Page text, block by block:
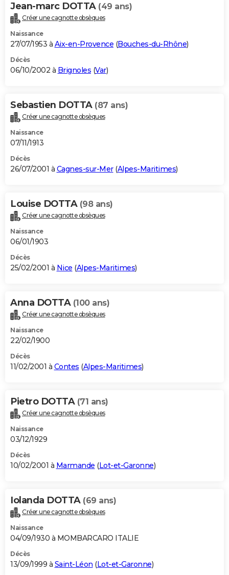
Jean-marc DOTTA (49 ans)
Créer une cagnotte obsèques
Naissance
27/07/1953 à Aix-en-Provence (Bouches-du-Rhône)
Décès
06/10/2002 à Brignoles (Var)
Sebastien DOTTA (87 ans)
Créer une cagnotte obsèques
Naissance
07/11/1913
Décès
26/07/2001 à Cagnes-sur-Mer(Alpes-Maritimes)
Louise DOTTA (98 ans)
Créer une cagnotte obsèques
Naissance
06/01/1903
Décès
25/02/2001 à Nice (Alpes-Maritimes)
Anna DOTTA (100 ans)
Créer une cagnotte obsèques
Naissance
22/02/1900
Décès
11/02/2001 à Contes (Alpes-Maritimes)
Pietro DOTTA (71 ans)
Créer une cagnotte obsèques
Naissance
03/12/1929
Décès
10/02/2001 à Marmande (Lot-et-Garonne)
Iolanda DOTTA (69 ans)
Créer une cagnotte obsèques
Naissance
04/09/1930 à MOMBARCARO ITALIE
Décès
13/09/1999 à Saint-Léon (Lot-et-Garonne)